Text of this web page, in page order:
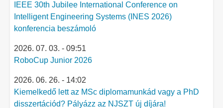
IEEE 30th Jubilee International Conference on
Intelligent Engineering Systems (INES 2026)
konferencia beszámoló
2026. 07. 03. - 09:51
RoboCup Junior 2026
2026. 06. 26. - 14:02
Kiemelkedő lett az MSc diplomamunkád vagy a PhD
disszertációd? Pályázz az NJSZT új díjára!